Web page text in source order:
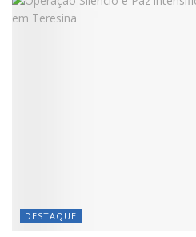
DESTAQUE